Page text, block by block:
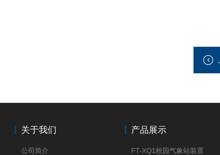
关于我们
公司简介
产品展示
FT-XQ1校园气象站装置